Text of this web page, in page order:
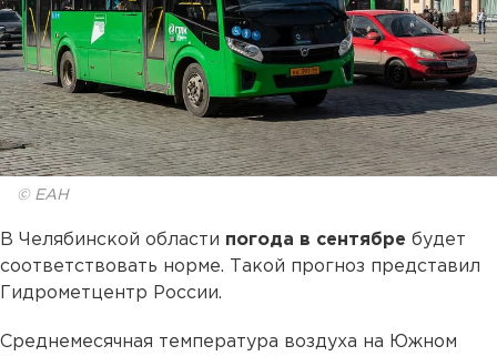
© ЕАН
В Челябинской области погода в сентябре будет
соответствовать норме. Такой прогноз представил
Гидрометцентр России.
Среднемесячная температура воздуха на Южном